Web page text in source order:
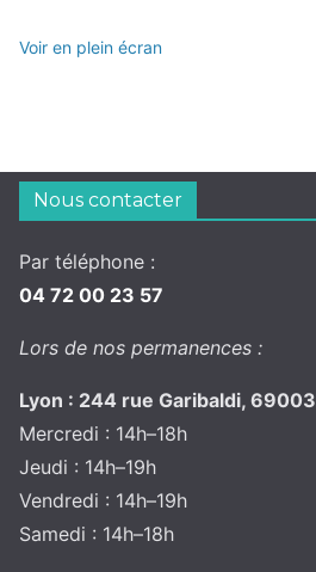
Voir en plein écran
Nous contacter
Par téléphone :
04 72 00 23 57
Lors de nos permanences :
Lyon : 244 rue Garibaldi, 69003
Mercredi : 14h–18h
Jeudi : 14h–19h
Vendredi : 14h–19h
Samedi : 14h–18h